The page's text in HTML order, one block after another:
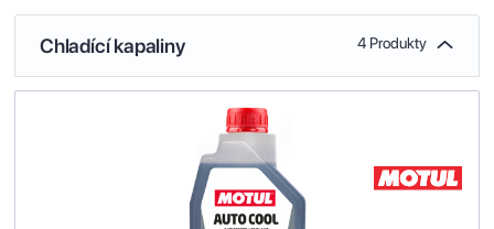
Chladící kapaliny 4 Produkty